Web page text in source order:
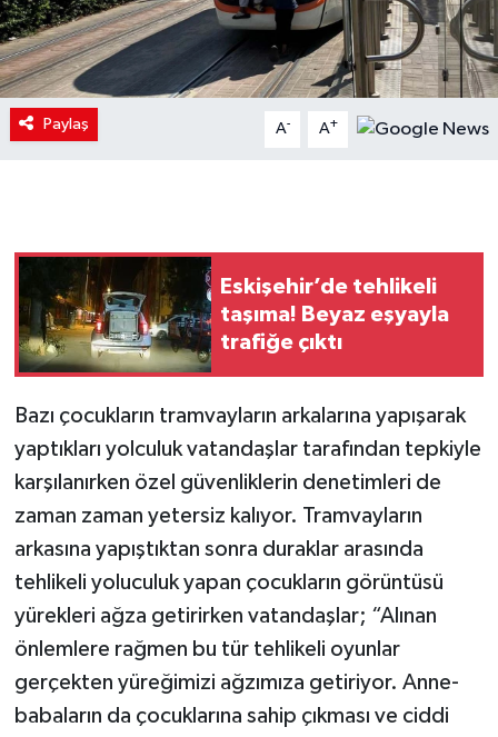
Paylaş A- A+
Eskişehir’de tehlikeli
taşıma! Beyaz eşyayla
trafiğe çıktı
Bazı çocukların tramvayların arkalarına yapışarak
yaptıkları yolculuk vatandaşlar tarafından tepkiyle
karşılanırken özel güvenliklerin denetimleri de
zaman zaman yetersiz kalıyor. Tramvayların
arkasına yapıştıktan sonra duraklar arasında
tehlikeli yoluculuk yapan çocukların görüntüsü
yürekleri ağza getirirken vatandaşlar; “Alınan
önlemlere rağmen bu tür tehlikeli oyunlar
gerçekten yüreğimizi ağzımıza getiriyor. Anne-
babaların da çocuklarına sahip çıkması ve ciddi